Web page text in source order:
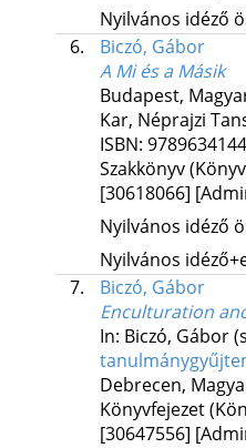
Nyilvános idéző
6.
Biczó, Gábor
A Mi és a Másik
Budapest,
Kar, Néprajzi
ISBN:
Szakkönyv
[30618066]
Nyilvános idéző
Nyilvános
7.
Biczó, Gábor
Enculturation
In: Biczó, Gábor
Debrecen,
Könyvfejezet
[30647556]